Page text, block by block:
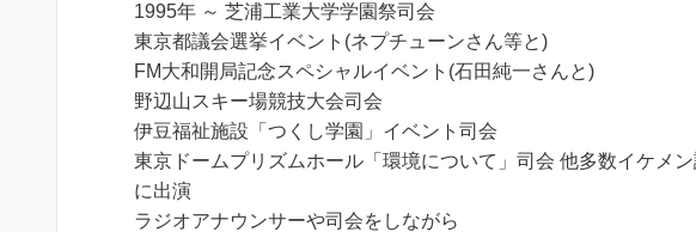
1995年 ～ 芝浦工業大学学園祭司会
東京都議会選挙イベント(ネプチューンさん等と)
FM大和開局記念スペシャルイベント(石田純一さんと)
野辺山スキー場競技大会司会
伊豆福祉施設「つくし学園」イベント司会
東京ドームプリズムホール「環境について」司会 他多数イケメ
に出演
ラジオアナウンサーや司会をしながら